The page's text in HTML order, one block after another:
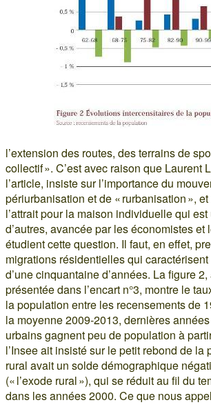
l’extension des routes, des terrains de
collectif ». C’est avec raison que Laurent
l’article, insiste sur l’importance du
périurbanisation et de « rurbanisation », et
l’attrait pour la maison individuelle qui
d’autres, avancée par les économistes et
étudient cette question. Il faut, en effet,
migrations résidentielles qui
d’une cinquantaine d’années. La figure
présentée dans l’encart n°3, montre le
la population entre les recensements de
la moyenne 2009-2013, dernières
urbains gagnent peu de population à
l’Insee ait insisté sur le petit rebond de
rural avait un solde démographique
(« l’exode rural »), qui se réduit au fil du
dans les années 2000. Ce que nous